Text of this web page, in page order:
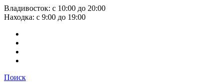
Владивосток: с 10:00 до 20:00
Находка: с 9:00 до 19:00
Поиск